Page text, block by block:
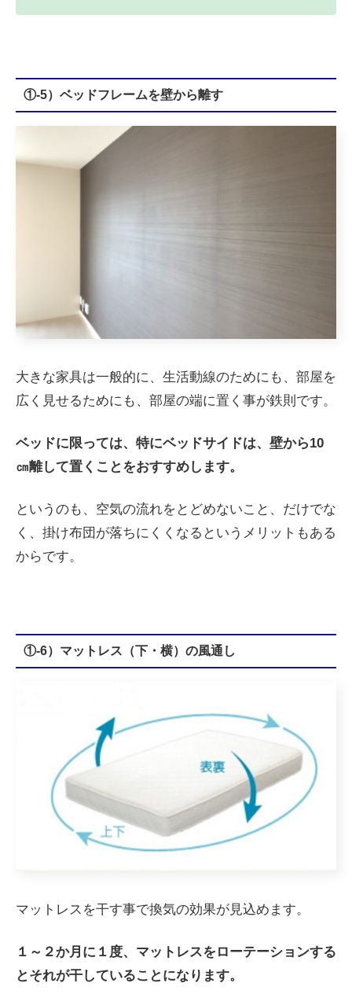
①-5）ベッドフレームを壁から離す
大きな家具は一般的に、生活動線のためにも、部屋を
広く見せるためにも、部屋の端に置く事が鉄則です。
ベッドに限っては、特にベッドサイドは、壁から10
㎝離して置くことをおすすめします。
というのも、空気の流れをとどめないこと、だけでな
く、掛け布団が落ちにくくなるというメリットもある
からです。
①-6）マットレス（下・横）の風通し
マットレスを干す事で換気の効果が見込めます。
１～２か月に１度、マットレスをローテーションする
とそれが干していることになります。